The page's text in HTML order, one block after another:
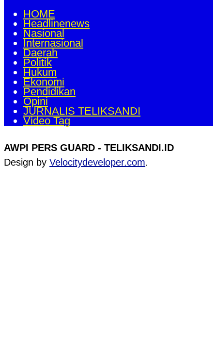
HOME
Headlinenews
Nasional
Internasional
Daerah
Politik
Hukum
Ekonomi
Pendidikan
Opini
JURNALIS TELIKSANDI
Video Tag
AWPI PERS GUARD - TELIKSANDI.ID
Design by Velocitydeveloper.com.